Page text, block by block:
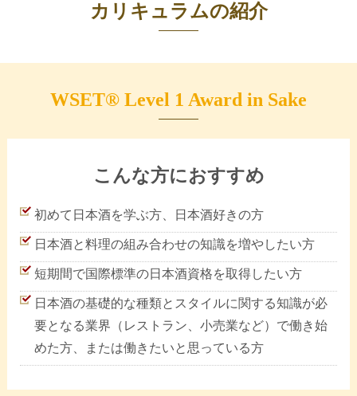
カリキュラムの紹介
WSET® Level 1 Award in Sake
こんな方におすすめ
初めて日本酒を学ぶ方、日本酒好きの方
日本酒と料理の組み合わせの知識を増やしたい方
短期間で国際標準の日本酒資格を取得したい方
日本酒の基礎的な種類とスタイルに関する知識が必
要となる業界（レストラン、小売業など）で働き始
めた方、または働きたいと思っている方